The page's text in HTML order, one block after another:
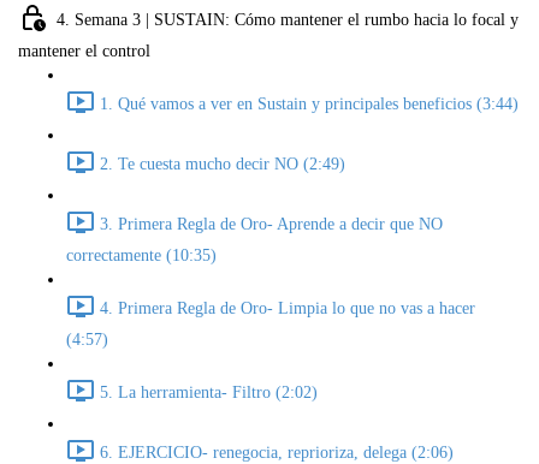
4. Semana 3 | SUSTAIN: Cómo mantener el rumbo hacia lo focal y
mantener el control
1. Qué vamos a ver en Sustain y principales beneficios (3:44)
2. Te cuesta mucho decir NO (2:49)
3. Primera Regla de Oro- Aprende a decir que NO
correctamente (10:35)
4. Primera Regla de Oro- Limpia lo que no vas a hacer
(4:57)
5. La herramienta- Filtro (2:02)
6. EJERCICIO- renegocia, reprioriza, delega (2:06)